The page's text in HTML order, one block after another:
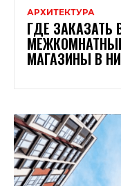
АРХИТЕКТУРА
ГДЕ ЗАКАЗАТЬ
МАГАЗИНЫ В